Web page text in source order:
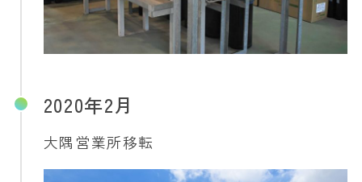
2020年2月
大隅営業所移転